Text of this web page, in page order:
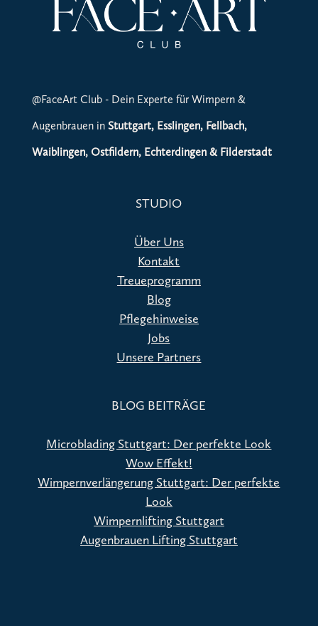
@FaceArt Club - Dein Experte für Wimpern &
Augenbrauen in Stuttgart, Esslingen, Fellbach,
Waiblingen, Ostfildern, Echterdingen & Filderstadt
STUDIO
Über Uns
Kontakt
Treueprogramm
Blog
Pflegehinweise
Jobs
Unsere Partners
BLOG BEITRÄGE
Microblading Stuttgart: Der perfekte Look
Wow Effekt!
Wimpernverlängerung Stuttgart: Der perfekte
Look
Wimpernlifting Stuttgart
Augenbrauen Lifting Stuttgart